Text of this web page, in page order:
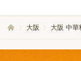
大阪 大阪 中華